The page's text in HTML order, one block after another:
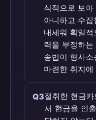
조화롭게 실현
관한 구체적 기
송법의 규범력
식적으로 보
아니하고 수
내세워 획일
력을 부정하
송법이 형사
마련한 취지
맞습니다 (O)
판례 근거
Q3절취한 현금
서 현금을 인